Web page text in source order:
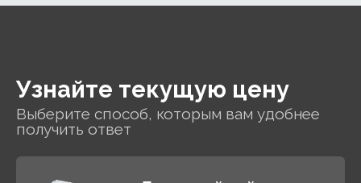
Узнайте текущую цену
Выберите способ, которым вам удобнее
получить ответ